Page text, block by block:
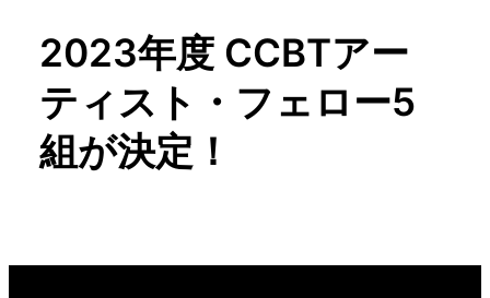
2023年度 CCBTアー
ティスト・フェロー5
組が決定！